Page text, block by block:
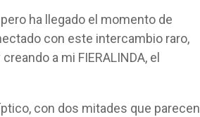
ha llegado el momento de
con este intercambio raro,
a mi FIERALINDA, el
con dos mitades que parecen